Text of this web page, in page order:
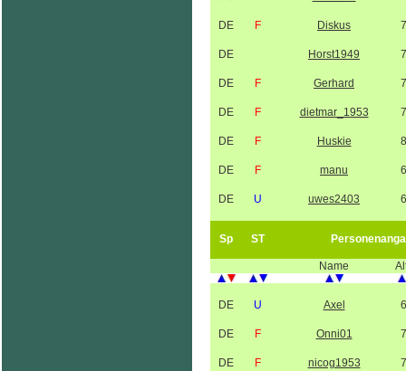
DE F Diskus
DE Horst1949
DE F Gerhard
DE F dietmar_1953
DE F Huskie
DE F manu
DE U uwes2403
Sp ST
Name
DE U Axel
DE F Onni01
DE F nicog1953